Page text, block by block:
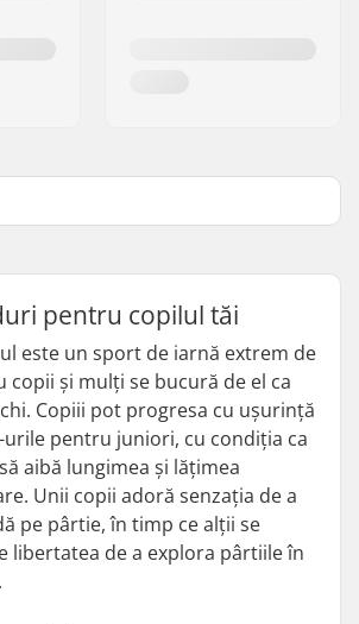
pentru copilul tăi
este un sport de iarnă extrem de
și mulți se bucură de el ca
Copiii pot progresa cu ușurință
pentru juniori, cu condiția ca
aibă lungimea și lățimea
Unii copii adoră senzația de a
pe pârtie, în timp ce alții se
libertatea de a explora pârtiile în